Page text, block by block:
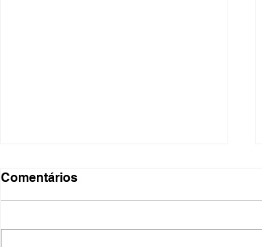
Comentários